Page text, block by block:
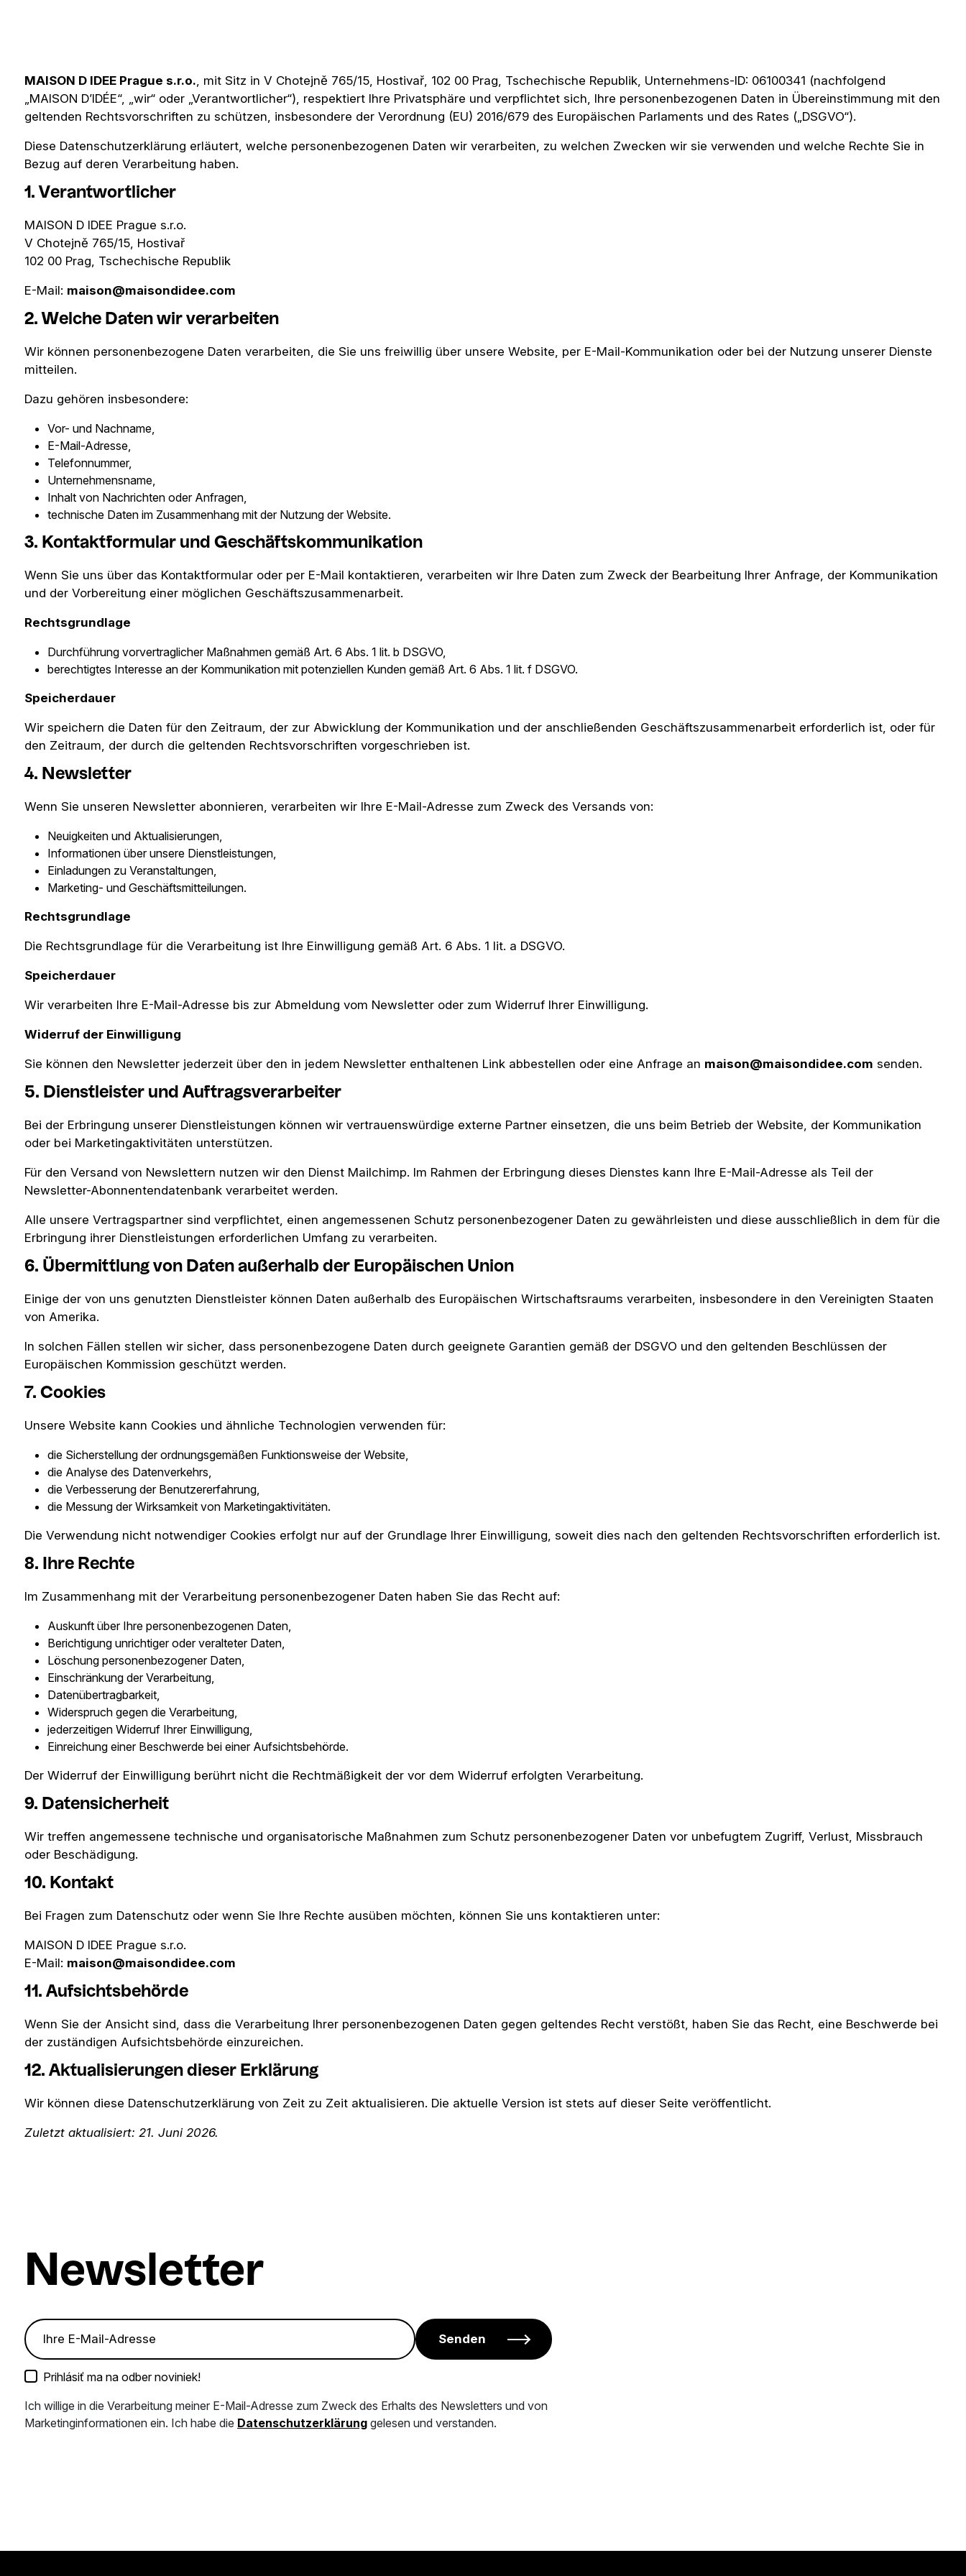
MAISON D IDEE Prague s.r.o., mit Sitz in V Chotejně 765/15, Hostivař, 102 00 Prag, Tschechische Republik, Unternehmens-ID: 06100341 (nachfolgend
„MAISON D’IDÉE“, „wir“ oder „Verantwortlicher“), respektiert Ihre Privatsphäre und verpflichtet sich, Ihre personenbezogenen Daten in Übereinstimmung mit den
geltenden Rechtsvorschriften zu schützen, insbesondere der Verordnung (EU) 2016/679 des Europäischen Parlaments und des Rates („DSGVO“).
Diese Datenschutzerklärung erläutert, welche personenbezogenen Daten wir verarbeiten, zu welchen Zwecken wir sie verwenden und welche Rechte Sie in
Bezug auf deren Verarbeitung haben.
1. Verantwortlicher
MAISON D IDEE Prague s.r.o.
V Chotejně 765/15, Hostivař
102 00 Prag, Tschechische Republik
E-Mail: maison@maisondidee.com
2. Welche Daten wir verarbeiten
Wir können personenbezogene Daten verarbeiten, die Sie uns freiwillig über unsere Website, per E-Mail-Kommunikation oder bei der Nutzung unserer Dienste
mitteilen.
Dazu gehören insbesondere:
Vor- und Nachname,
E-Mail-Adresse,
Telefonnummer,
Unternehmensname,
Inhalt von Nachrichten oder Anfragen,
technische Daten im Zusammenhang mit der Nutzung der Website.
3. Kontaktformular und Geschäftskommunikation
Wenn Sie uns über das Kontaktformular oder per E-Mail kontaktieren, verarbeiten wir Ihre Daten zum Zweck der Bearbeitung Ihrer Anfrage, der Kommunikation
und der Vorbereitung einer möglichen Geschäftszusammenarbeit.
Rechtsgrundlage
Durchführung vorvertraglicher Maßnahmen gemäß Art. 6 Abs. 1 lit. b DSGVO,
berechtigtes Interesse an der Kommunikation mit potenziellen Kunden gemäß Art. 6 Abs. 1 lit. f DSGVO.
Speicherdauer
Wir speichern die Daten für den Zeitraum, der zur Abwicklung der Kommunikation und der anschließenden Geschäftszusammenarbeit erforderlich ist, oder für
den Zeitraum, der durch die geltenden Rechtsvorschriften vorgeschrieben ist.
4. Newsletter
Wenn Sie unseren Newsletter abonnieren, verarbeiten wir Ihre E-Mail-Adresse zum Zweck des Versands von:
Neuigkeiten und Aktualisierungen,
Informationen über unsere Dienstleistungen,
Einladungen zu Veranstaltungen,
Marketing- und Geschäftsmitteilungen.
Rechtsgrundlage
Die Rechtsgrundlage für die Verarbeitung ist Ihre Einwilligung gemäß Art. 6 Abs. 1 lit. a DSGVO.
Speicherdauer
Wir verarbeiten Ihre E-Mail-Adresse bis zur Abmeldung vom Newsletter oder zum Widerruf Ihrer Einwilligung.
Widerruf der Einwilligung
Sie können den Newsletter jederzeit über den in jedem Newsletter enthaltenen Link abbestellen oder eine Anfrage an maison@maisondidee.com senden.
5. Dienstleister und Auftragsverarbeiter
Bei der Erbringung unserer Dienstleistungen können wir vertrauenswürdige externe Partner einsetzen, die uns beim Betrieb der Website, der Kommunikation
oder bei Marketingaktivitäten unterstützen.
Für den Versand von Newslettern nutzen wir den Dienst Mailchimp. Im Rahmen der Erbringung dieses Dienstes kann Ihre E-Mail-Adresse als Teil der
Newsletter-Abonnentendatenbank verarbeitet werden.
Alle unsere Vertragspartner sind verpflichtet, einen angemessenen Schutz personenbezogener Daten zu gewährleisten und diese ausschließlich in dem für die
Erbringung ihrer Dienstleistungen erforderlichen Umfang zu verarbeiten.
6. Übermittlung von Daten außerhalb der Europäischen Union
Einige der von uns genutzten Dienstleister können Daten außerhalb des Europäischen Wirtschaftsraums verarbeiten, insbesondere in den Vereinigten Staaten
von Amerika.
In solchen Fällen stellen wir sicher, dass personenbezogene Daten durch geeignete Garantien gemäß der DSGVO und den geltenden Beschlüssen der
Europäischen Kommission geschützt werden.
7. Cookies
Unsere Website kann Cookies und ähnliche Technologien verwenden für:
die Sicherstellung der ordnungsgemäßen Funktionsweise der Website,
die Analyse des Datenverkehrs,
die Verbesserung der Benutzererfahrung,
die Messung der Wirksamkeit von Marketingaktivitäten.
Die Verwendung nicht notwendiger Cookies erfolgt nur auf der Grundlage Ihrer Einwilligung, soweit dies nach den geltenden Rechtsvorschriften erforderlich ist.
8. Ihre Rechte
Im Zusammenhang mit der Verarbeitung personenbezogener Daten haben Sie das Recht auf:
Auskunft über Ihre personenbezogenen Daten,
Berichtigung unrichtiger oder veralteter Daten,
Löschung personenbezogener Daten,
Einschränkung der Verarbeitung,
Datenübertragbarkeit,
Widerspruch gegen die Verarbeitung,
jederzeitigen Widerruf Ihrer Einwilligung,
Einreichung einer Beschwerde bei einer Aufsichtsbehörde.
Der Widerruf der Einwilligung berührt nicht die Rechtmäßigkeit der vor dem Widerruf erfolgten Verarbeitung.
9. Datensicherheit
Wir treffen angemessene technische und organisatorische Maßnahmen zum Schutz personenbezogener Daten vor unbefugtem Zugriff, Verlust, Missbrauch
oder Beschädigung.
10. Kontakt
Bei Fragen zum Datenschutz oder wenn Sie Ihre Rechte ausüben möchten, können Sie uns kontaktieren unter:
MAISON D IDEE Prague s.r.o.
E-Mail: maison@maisondidee.com
11. Aufsichtsbehörde
Wenn Sie der Ansicht sind, dass die Verarbeitung Ihrer personenbezogenen Daten gegen geltendes Recht verstößt, haben Sie das Recht, eine Beschwerde bei
der zuständigen Aufsichtsbehörde einzureichen.
12. Aktualisierungen dieser Erklärung
Wir können diese Datenschutzerklärung von Zeit zu Zeit aktualisieren. Die aktuelle Version ist stets auf dieser Seite veröffentlicht.
Zuletzt aktualisiert: 21. Juni 2026.
Newsletter
Senden
Prihlásiť ma na odber noviniek!
Ich willige in die Verarbeitung meiner E-Mail-Adresse zum Zweck des Erhalts des Newsletters und von
Marketinginformationen ein. Ich habe die Datenschutzerklärung gelesen und verstanden.